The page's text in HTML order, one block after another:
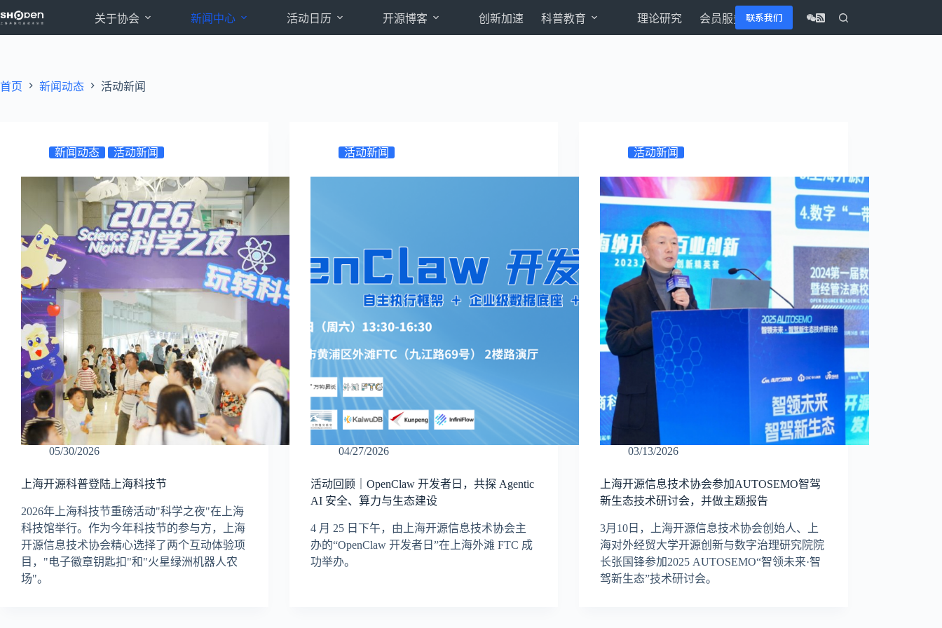
至
关于协会 新闻中心 活动日历 开源博客 创新加速 科普教育 理论研究 会员服务 联系我们
首页 新闻动态 活动新闻
新闻动态 活动新闻
05/30/2026
上海开源科普登陆上海科技节
2026年上海科技节重磅活动"科学之夜"在上海
科技馆举行。作为今年科技节的参与方，上海
开源信息技术协会精心选择了两个互动体验项
目，"电子徽章钥匙扣"和"火星绿洲机器人农
场"。
活动新闻
04/27/2026
活动回顾｜OpenClaw 开发者日，共探 Agentic
AI 安全、算力与生态建设
4 月 25 日下午，由上海开源信息技术协会主
办的“OpenClaw 开发者日”在上海外滩 FTC 成
功举办。
活动新闻
03/13/2026
上海开源信息技术协会参加AUTOSEMO智驾
新生态技术研讨会，并做主题报告
3月10日，上海开源信息技术协会创始人、上
海对外经贸大学开源创新与数字治理研究院院
长张国锋参加2025 AUTOSEMO“智领未来·智
驾新生态”技术研讨会。